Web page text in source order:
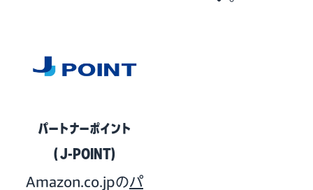
パートナーポイント
( J-POINT)
Amazon.co.jpのパ